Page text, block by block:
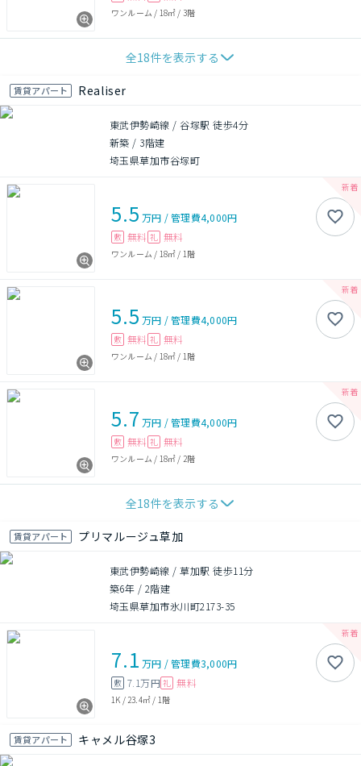
ワンルーム / 18㎡ / 3階
全18件を表示する
賃貸アパート Realiser
東武伊勢崎線 / 谷塚駅 徒歩4分
新築 / 3階建
埼玉県草加市谷塚町
5.5 万円 /管理費4,000円
敷 無料 礼 無料
ワンルーム / 18㎡ / 1階
5.5 万円 /管理費4,000円
敷 無料 礼 無料
ワンルーム / 18㎡ / 1階
5.7 万円 /管理費4,000円
敷 無料 礼 無料
ワンルーム / 18㎡ / 2階
全18件を表示する
賃貸アパート プリマルージュ草加
東武伊勢崎線 / 草加駅 徒歩11分
築6年 / 2階建
埼玉県草加市氷川町2173-35
7.1 万円 /管理費3,000円
敷 7.1万円 礼 無料
1K / 23.4㎡ / 1階
賃貸アパート キャメル谷塚3